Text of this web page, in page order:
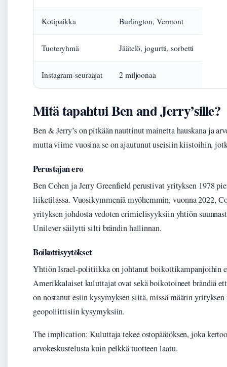
Kotipaikka Burlington, Vermont
Tuoteryhmä Jäätelö, jogurtti, sorbetti
Instagram-seuraajat 2 miljoonaa
Mitä tapahtui Ben and Jerry’sille?
Ben & Jerry’s on pitkään nauttinut mainetta hauskana ja
mutta viime vuosina se on ajautunut useisiin kiistoihin,
Perustajan ero
Ben Cohen ja Jerry Greenfield perustivat yrityksen 1978
liiketilassa. Vuosikymmeniä myöhemmin, vuonna 2022,
yrityksen johdosta vedoten erimielisyyksiin yhtiön
Unilever säilytti silti brändin hallinnan.
Boikottisyytökset
Yhtiön Israel-politiikka on johtanut boikottikampanjoihin
Amerikkalaiset kuluttajat ovat sekä boikotoineet brändiä
on nostanut esiin kysymyksen siitä, missä määrin
geopoliittisiin kysymyksiin.
The implication: Kuluttaja tekee ostopäätöksen, joka
arvokeskustelusta kuin pelkkä tuotteen laatu.